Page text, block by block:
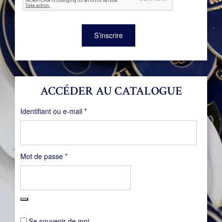
ACCÉDER AU CATALOGUE
Identifiant ou e-mail *Obligatoire
Mot de passe *Obligatoire
S’inscrire